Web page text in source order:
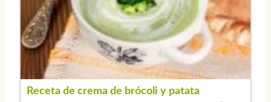
Receta de crema de brócoli y patata